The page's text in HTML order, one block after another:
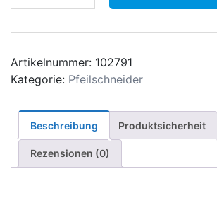
Ersatzscheibe
Menge
Artikelnummer: 102791
Kategorie: Pfeilschneider
Beschreibung Produktsicherheit
Rezensionen (0)